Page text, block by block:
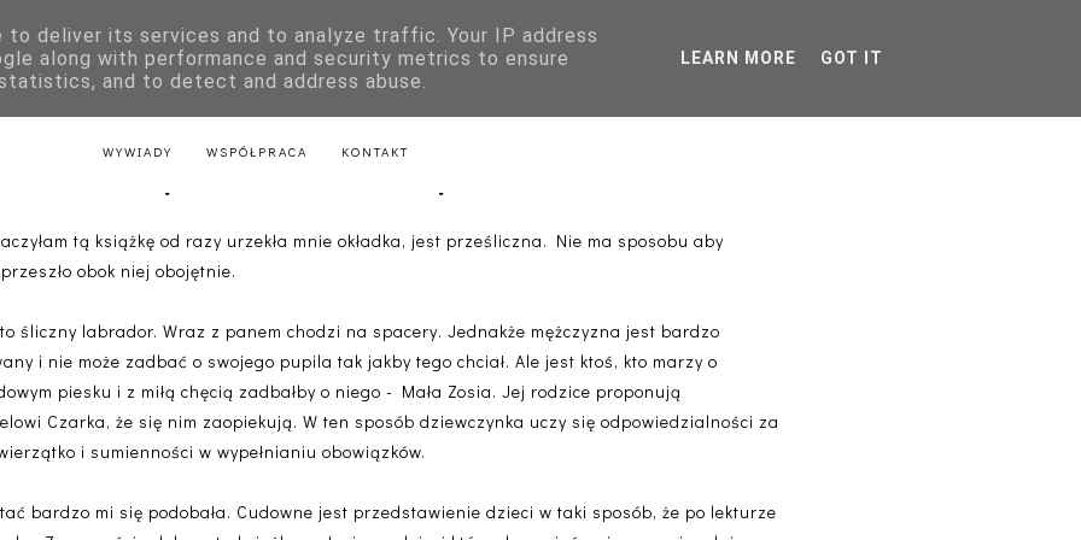
KSIĄŻKI DLA DZIECI LITERATURA POLSKA LITERATURA ZAGRANICZNA
LITERATURA Z PRZEPISAMI
WYWIADY WSPÓŁPRACA KONTAKT
Czaruś mały uciekinier - Holly Webb
tą książkę od razy urzekła mnie okładka, jest prześliczna. Nie ma sposobu aby
obok niej obojętnie.
śliczny labrador. Wraz z panem chodzi na spacery. Jednakże mężczyzna jest bardzo
i nie może zadbać o swojego pupila tak jakby tego chciał. Ale jest ktoś, kto marzy o
piesku i z miłą chęcią zadbałby o niego - Mała Zosia. Jej rodzice proponują
Czarka, że się nim zaopiekują. W ten sposób dziewczynka uczy się odpowiedzialności za
i sumienności w wypełnianiu obowiązków.
bardzo mi się podobała. Cudowne jest przedstawienie dzieci w taki sposób, że po lekturze
to deliver its services and to analyze traffic. Your IP address
along with performance and security metrics to ensure
and to detect and address abuse.
LEARN MORE GOT IT